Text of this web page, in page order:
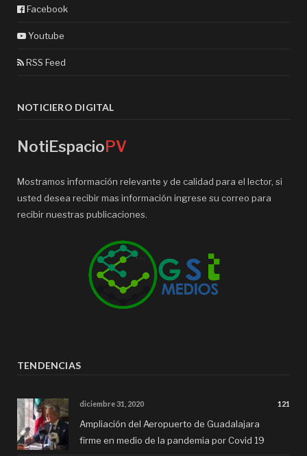
Facebook
Youtube
RSS Feed
NOTICIERO DIGITAL
NotiEspacioPV
Mostramos información relevante y de calidad para el lector, si
usted desea recibir mas información ingrese su correo para
recibir nuestras publicaciones.
TENDENCIAS
diciembre 31, 2020 121
Ampliación del Aeropuerto de Guadalajara
firme en medio de la pandemia por Covid 19